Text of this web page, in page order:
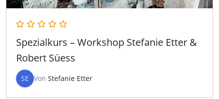
Spezialkurs – Workshop Stefanie Etter &
Robert Süess
SE Von Stefanie Etter